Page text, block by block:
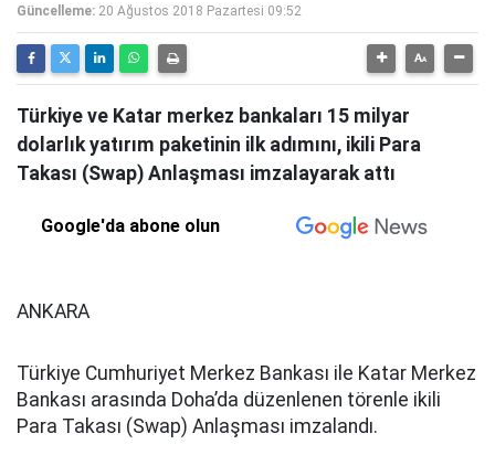
Güncelleme: 20 Ağustos 2018 Pazartesi 09:52
Türkiye ve Katar merkez bankaları 15 milyar
dolarlık yatırım paketinin ilk adımını, ikili Para
Takası (Swap) Anlaşması imzalayarak attı
Google'da abone olun
ANKARA
Türkiye Cumhuriyet Merkez Bankası ile Katar Merkez
Bankası arasında Doha’da düzenlenen törenle ikili
Para Takası (Swap) Anlaşması imzalandı.